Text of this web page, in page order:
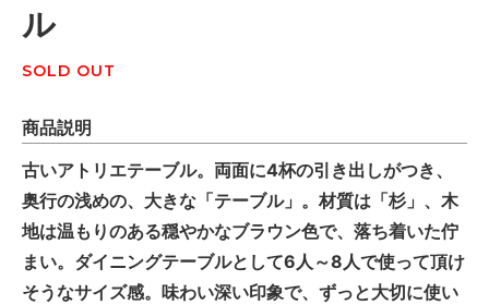
ル
SOLD OUT
商品説明
古いアトリエテーブル。両面に4杯の引き出しがつき、
奥行の浅めの、大きな「テーブル」。材質は「杉」、木
地は温もりのある穏やかなブラウン色で、落ち着いた佇
まい。ダイニングテーブルとして6人～8人で使って頂け
そうなサイズ感。味わい深い印象で、ずっと大切に使い